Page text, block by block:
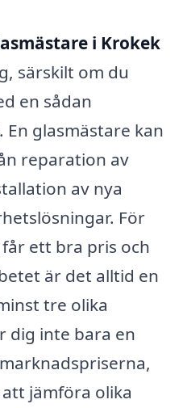
i Krokek
särskilt om du
en sådan
glasmästare kan
reparation av
av nya
För
ett bra pris och
är det alltid en
tre olika
dig inte bara en
jämföra olika